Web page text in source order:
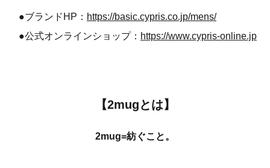
●ブランドHP： https://basic.cypris.co.jp/mens/
●公式オンラインショップ： https://www.cypris-online.jp
【2mugとは】
2mug=紡ぐこと。